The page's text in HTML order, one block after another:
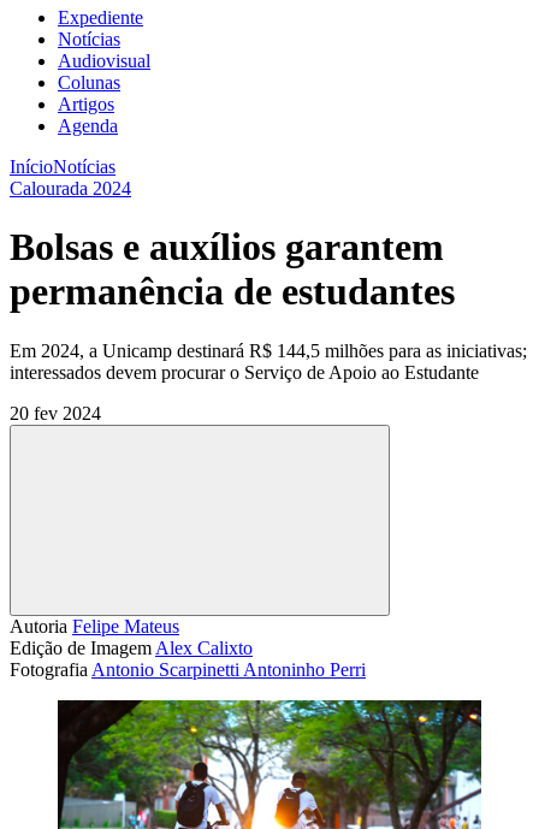
Expediente
Notícias
Audiovisual
Colunas
Artigos
Agenda
InícioNotícias
Calourada 2024
Bolsas e auxílios garantem
permanência de estudantes
Em 2024, a Unicamp destinará R$ 144,5 milhões para as iniciativas;
interessados devem procurar o Serviço de Apoio ao Estudante
20 fev 2024
Compartilhar
Autoria Felipe Mateus
Edição de Imagem Alex Calixto
Fotografia Antonio Scarpinetti Antoninho Perri